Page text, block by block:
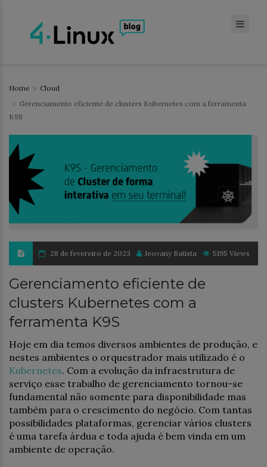
Home
Cloud
Gerenciamento eficiente de clusters Kubernetes com a ferramenta
K9S
28 de fevereiro de 2023 Jeovany Batista 5195 Views
Gerenciamento eficiente de
clusters Kubernetes com a
ferramenta K9S
Hoje em dia temos diversos ambientes de produção, e
nestes ambientes o orquestrador mais utilizado é o
Kubernetes. Com a evolução da infraestrutura de
serviço esse trabalho de gerenciamento tornou-se
fundamental não somente para disponibilidade mas
também para o crescimento do negócio. Com tantas
possibilidades plataformas, gerenciar vários clusters
é uma tarefa árdua e toda ajuda é bem vinda em um
ambiente de operação.